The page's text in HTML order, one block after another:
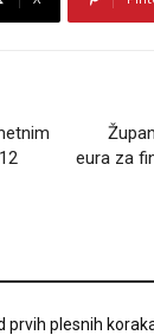
eura za
prvih plesnih